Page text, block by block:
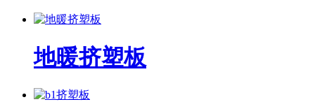
地暖挤塑板